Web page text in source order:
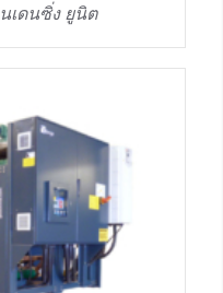
เดนซิ่ง ยูนิต